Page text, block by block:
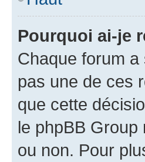
Pourquoi ai-je
Chaque forum
pas une de ces
que cette
le phpBB Group
ou non. Pour